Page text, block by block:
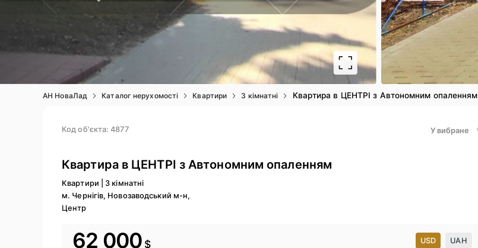
2/ 18
АН НоваЛад Каталог нерухомості Квартири 3 кімнатні Квартира в ЦЕНТРІ з Автономним опаленням
Код об'єкта: 4877 У вибране
Квартира в ЦЕНТРІ з Автономним опаленням
Квартири
3 кімнатні
м. Чернігів, Новозаводський м-н,
Центр
62 000 $ USD UAH